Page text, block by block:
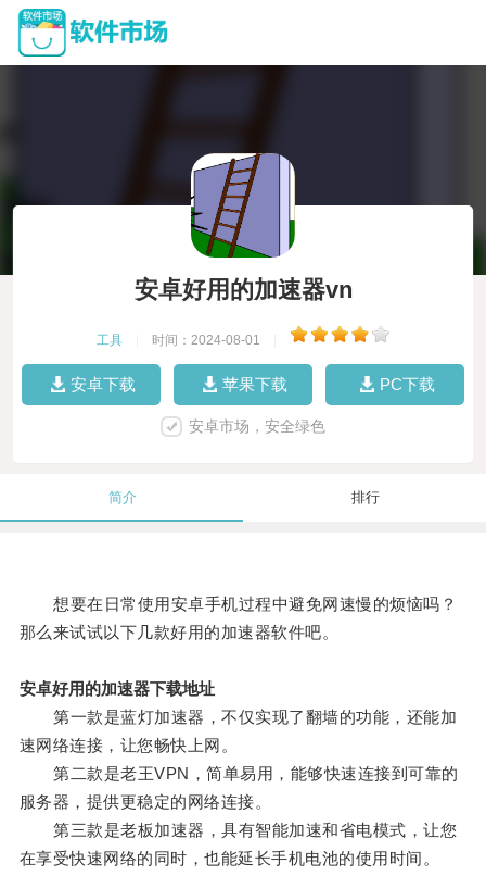
安卓好用的加速器vn
工具 时间：2024-08-01
安卓下载 苹果下载 PC下载
安卓市场，安全绿色
简介 排行
想要在日常使用安卓手机过程中避免网速慢的烦恼吗？
那么来试试以下几款好用的加速器软件吧。
安卓好用的加速器下载地址
第一款是蓝灯加速器，不仅实现了翻墙的功能，还能加
速网络连接，让您畅快上网。
第二款是老王VPN，简单易用，能够快速连接到可靠的
服务器，提供更稳定的网络连接。
第三款是老板加速器，具有智能加速和省电模式，让您
在享受快速网络的同时，也能延长手机电池的使用时间。